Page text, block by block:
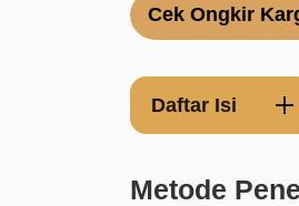
Cek Ongkir
Daftar Isi
Metode